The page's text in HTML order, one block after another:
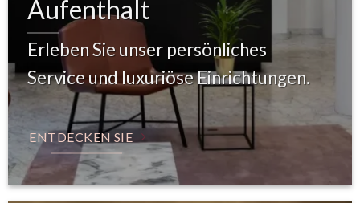
Aufenthalt
Erleben Sie unser persönliches
Service und luxuriöse Einrichtungen.
ENTDECKEN SIE